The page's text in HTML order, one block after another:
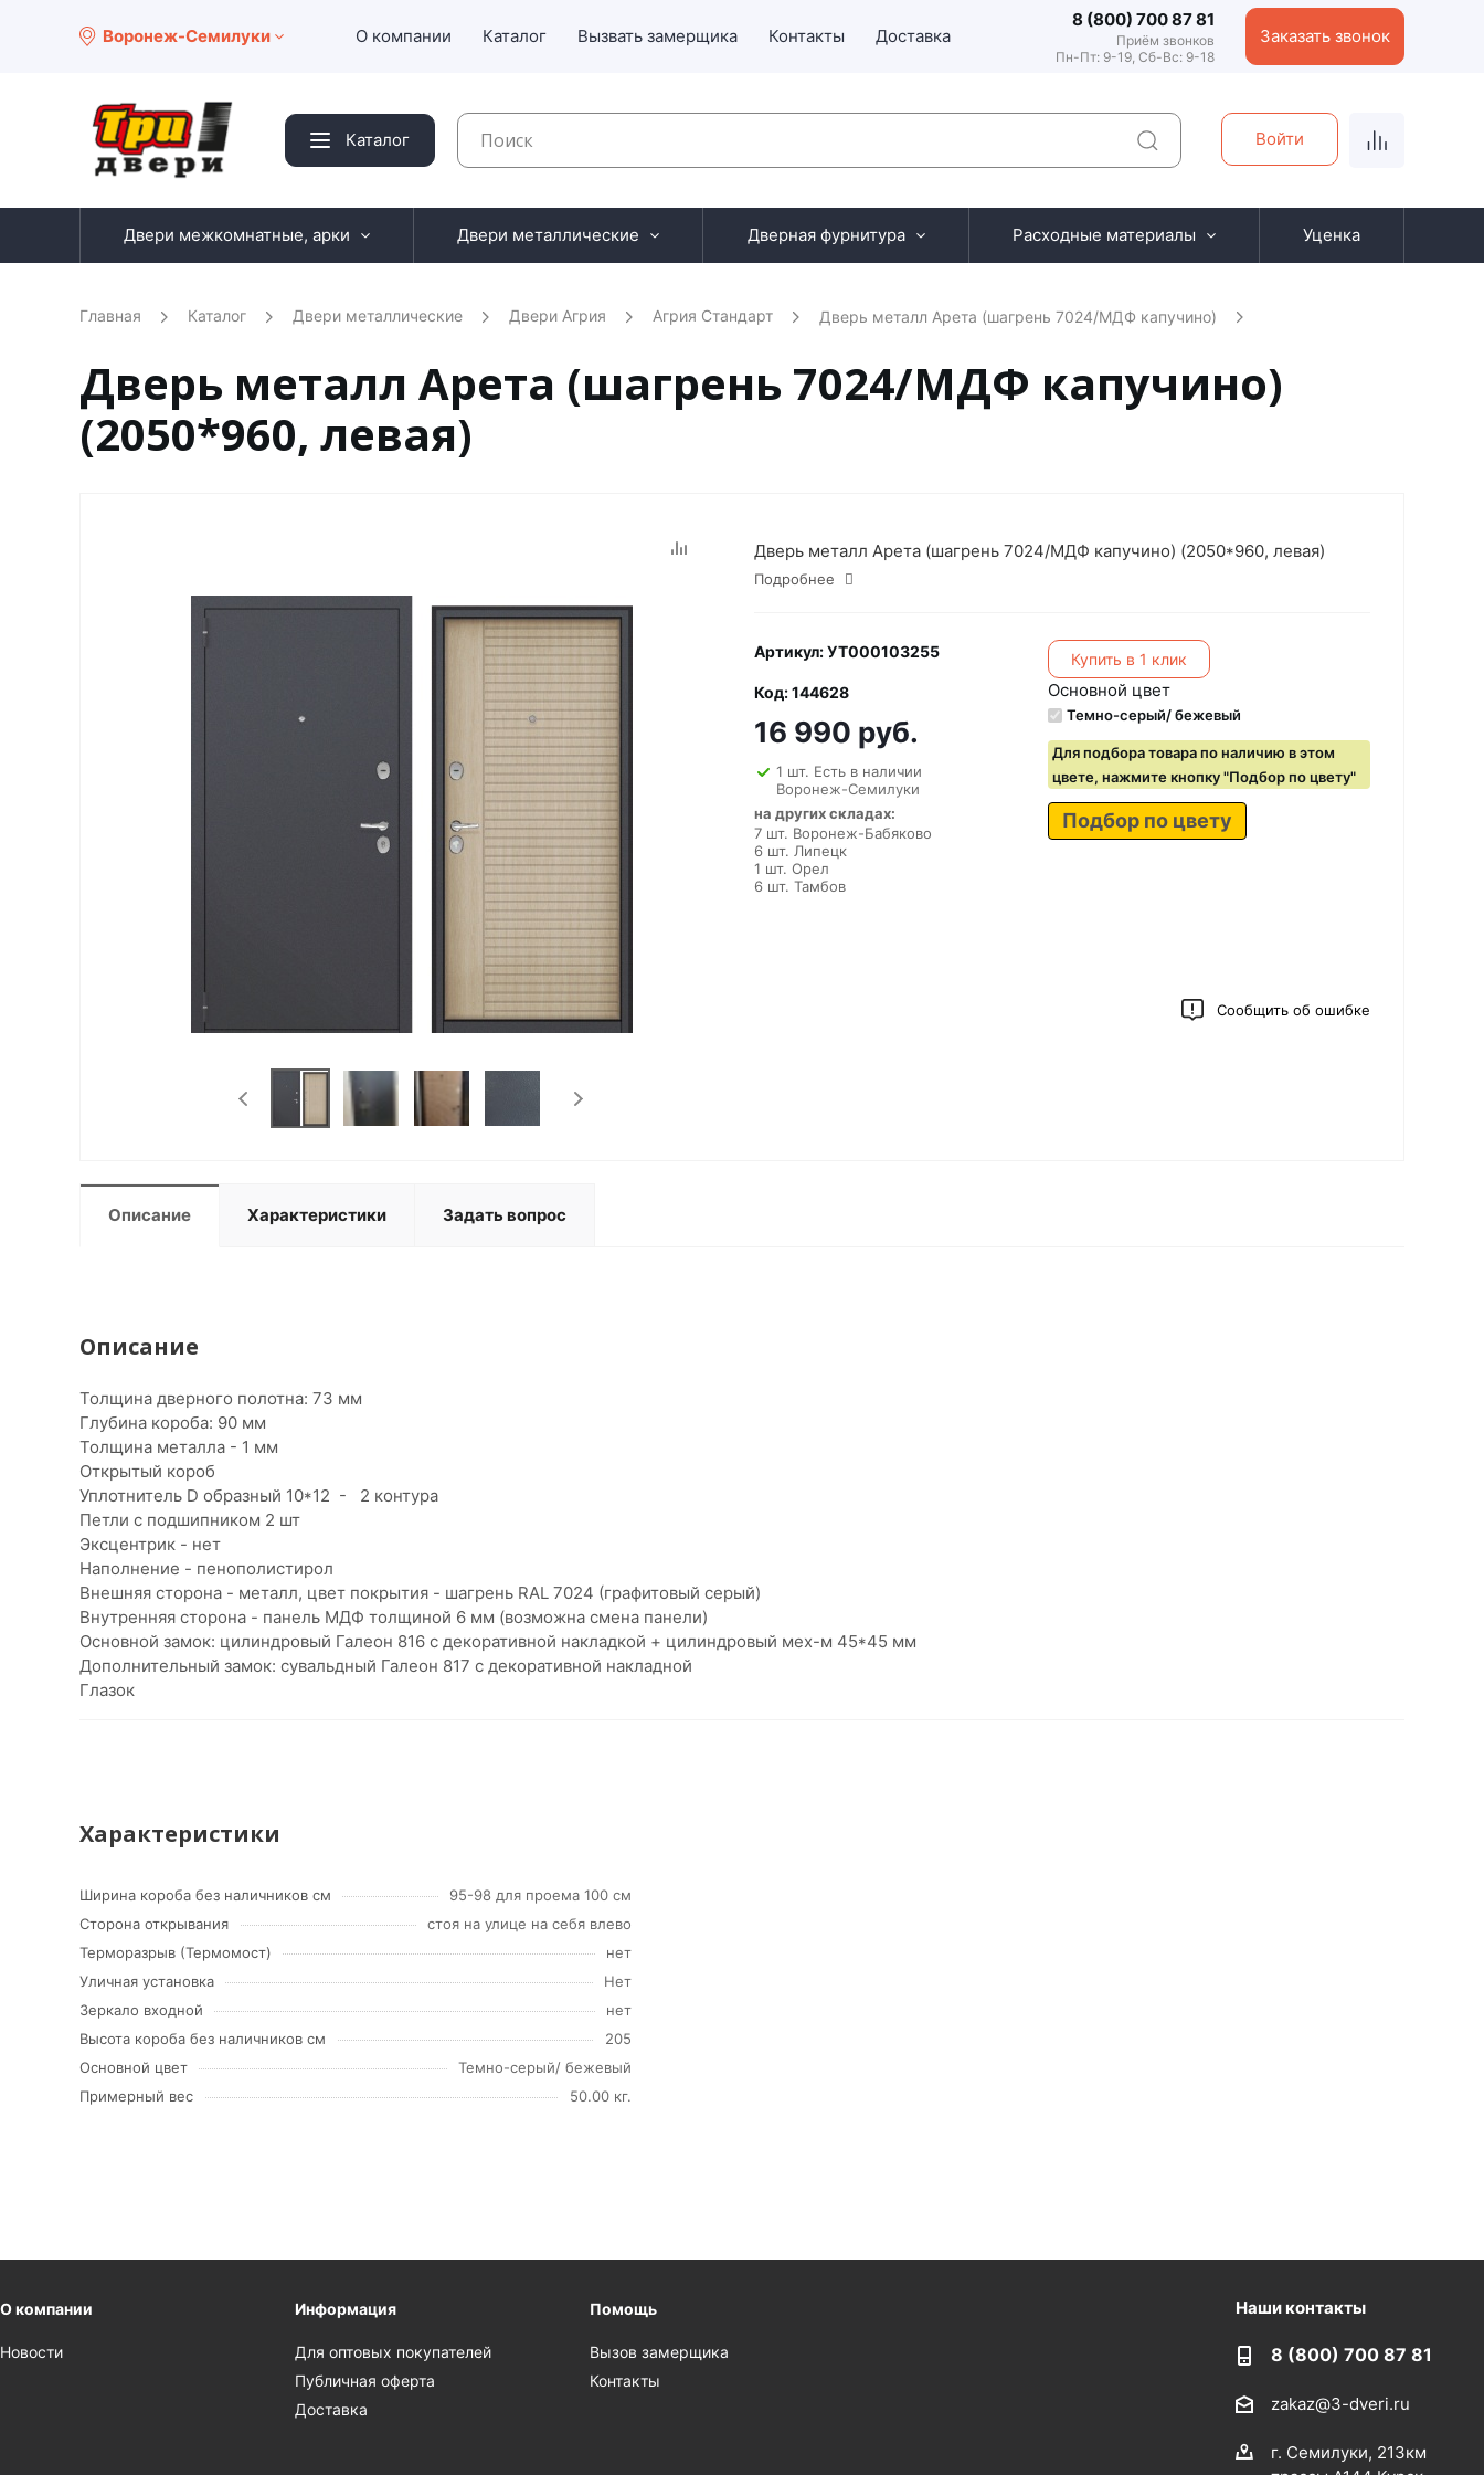
Воронеж-Семилуки О компании Каталог Вызвать замерщика Контакты Доставка
8 (800) 700 87 81
Приём звонков
Пн-Пт: 9-19, Сб-Вс: 9-18
Заказать звонок
Каталог Войти
Двери межкомнатные, арки Двери металлические Дверная фурнитура Расходные материалы Уценка
Главная Каталог Двери металлические Двери Агрия Агрия Стандарт Дверь металл Арета (шагрень 7024/МДФ капучино)
Дверь металл Арета (шагрень 7024/МДФ капучино)
(2050*960, левая)
Дверь металл Арета (шагрень 7024/МДФ капучино) (2050*960, левая)
Подробнее
Артикул: УТ000103255
Код: 144628
16 990 руб.
1 шт. Есть в наличии
Воронеж-Семилуки
на других складах:
7 шт. Воронеж-Бабяково
6 шт. Липецк
1 шт. Орел
6 шт. Тамбов
Купить в 1 клик
Основной цвет
Темно-серый/ бежевый
Для подбора товара по наличию в этом
цвете, нажмите кнопку "Подбор по цвету"
Подбор по цвету
Сообщить об ошибке
Описание Характеристики Задать вопрос
Описание
Толщина дверного полотна: 73 мм
Глубина короба: 90 мм
Толщина металла - 1 мм
Открытый короб
Уплотнитель D образный 10*12 - 2 контура
Петли с подшипником 2 шт
Эксцентрик - нет
Наполнение - пенополистирол
Внешняя сторона - металл, цвет покрытия - шагрень RAL 7024 (графитовый серый)
Внутренняя сторона - панель МДФ толщиной 6 мм (возможна смена панели)
Основной замок: цилиндровый Галеон 816 с декоративной накладкой + цилиндровый мех-м 45*45 мм
Дополнительный замок: сувальдный Галеон 817 с декоративной накладной
Глазок
Характеристики
Ширина короба без наличников см
95-98 для проема 100 см
Сторона открывания
стоя на улице на себя влево
Терморазрыв (Термомост)
нет
Уличная установка
Нет
Зеркало входной
нет
Высота короба без наличников см
205
Основной цвет
Темно-серый/ бежевый
Примерный вес
50.00 кг.
О компании
Новости
Информация
Для оптовых покупателей
Публичная оферта
Доставка
Помощь
Вызов замерщика
Контакты
Наши контакты
8 (800) 700 87 81
zakaz@3-dveri.ru
г. Семилуки, 213км